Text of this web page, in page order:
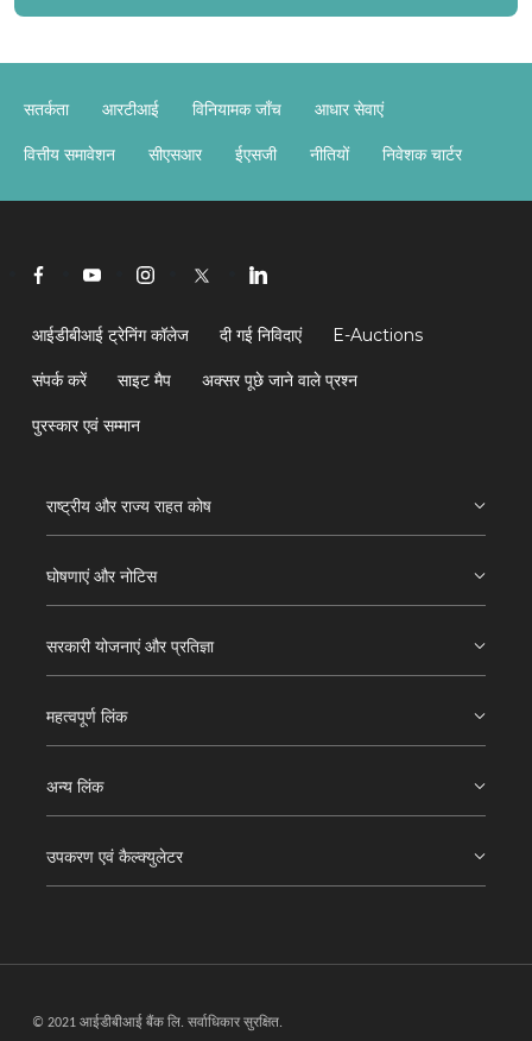
सतर्कता आरटीआई विनियामक जाँच आधार सेवाएं
वित्तीय समावेशन सीएसआर ईएसजी नीतियों निवेशक चार्टर
आईडीबीआई ट्रेनिंग कॉलेज दी गई निविदाएं E-Auctions
संपर्क करें साइट मैप अक्सर पूछे जाने वाले प्रश्न
पुरस्कार एवं सम्मान
राष्ट्रीय और राज्य राहत कोष
घोषणाएं और नोटिस
सरकारी योजनाएं और प्रतिज्ञा
महत्वपूर्ण लिंक
अन्य लिंक
उपकरण एवं कैल्क्युलेटर
© 2021 आईडीबीआई बैंक लि. सर्वाधिकार सुरक्षित.